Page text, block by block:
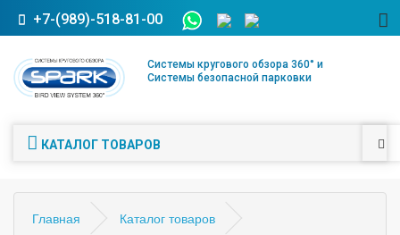
+7-(989)-518-81-00
Системы кругового обзора 360° и
Системы безопасной парковки
КАТАЛОГ ТОВАРОВ
Главная
Каталог товаров